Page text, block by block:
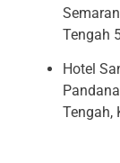
Tengah
Hotel
Tengah,